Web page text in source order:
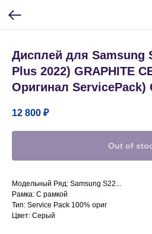
Дисплей для Samsung
Plus 2022) GRAPHITE
Оригинал ServicePack)
12 800 ₽
Out of
Модельный Ряд: Samsung S22...
Рамка: С рамкой
Тип: Service Pack 100% ориг
Цвет: Серый